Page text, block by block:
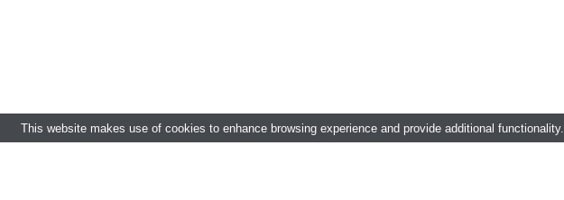
This website makes use of cookies to enhance browsing experience and provide additional functionality.